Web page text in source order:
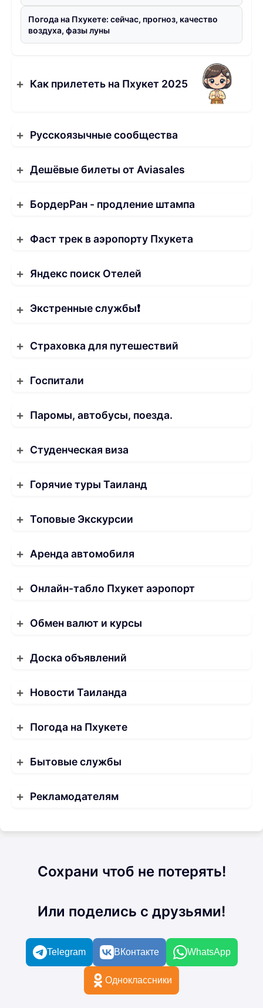
Погода на Пхукете: сейчас, прогноз, качество
воздуха, фазы луны
Как прилететь на Пхукет 2025
Русскоязычные сообщества
Дешёвые билеты от Aviasales
БордерРан - продление штампа
Фаст трек в аэропорту Пхукета
Яндекс поиск Отелей
Экстренные службы❗️
Страховка для путешествий
Госпитали
Паромы, автобусы, поезда.
Студенческая виза
Горячие туры Таиланд
Топовые Экскурсии
Аренда автомобиля
Онлайн-табло Пхукет аэропорт
Обмен валют и курсы
Доска объявлений
Новости Таиланда
Погода на Пхукете
Бытовые службы
Рекламодателям
Сохрани чтоб не потерять!
Или поделись с друзьями!
Telegram ВКонтакте WhatsApp
Одноклассники